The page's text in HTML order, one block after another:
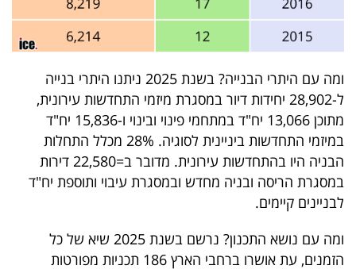
ומה עם היתרי הבנייה? בשנת 2025 ניתנו היתרי בנייה
ל-28,902 יחידות דיור במסגרת מיזמי התחדשות עירונית,
מתוכן 13,066 יח"ד במתחמי פינוי ובינוי ו-15,836 יח"ד
במיזמי התחדשות ביניינית לסוגיה. 28% מכלל התחלות
הבניה היו בהתחדשות עירונית. מדובר ב=22,580 דירות
במסגרת הריסה ובניה מחדש ובמסגרת עיבוי ותוספת יח"ד
לבניינים קיימים.
ומה עם נושא התכנון? נרשם בשנת 2025 שיא של כל
הזמנים, עת אושרו ברחבי הארץ 186 תכניות מפורטות